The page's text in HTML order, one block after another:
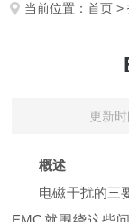
当前位置：首页 >
更新
概述
电磁干扰的三